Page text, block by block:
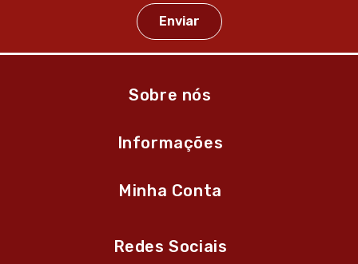
Sobre nós
Informações
Minha Conta
Redes Sociais